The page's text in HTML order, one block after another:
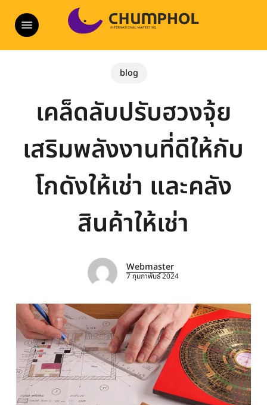
main
content
Menu
blog
เคล็ดลับปรับฮวงจุ้ย
เสริมพลังงานที่ดีให้กับ
โกดังให้เช่า และคลัง
สินค้าให้เช่า
Webmaster
7 กุมภาพันธ์ 2024